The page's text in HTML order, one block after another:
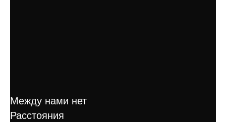
Между нами нет
Расстояния